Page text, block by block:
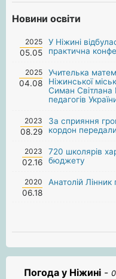
Новини освіти
2025
05.05
У Ніжині
практична
2025
04.08
Учителька
Ніжинської
Симан Світлана
педагогів
2023
08.29
За сприяння
кордон
2023
02.16
720 школярів
бюджету
2020
06.18
Анатолій
Погода у Ніжині -